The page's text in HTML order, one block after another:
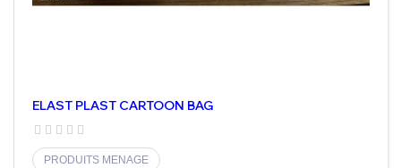
ELAST PLAST CARTOON BAG
PRODUITS MENAGE